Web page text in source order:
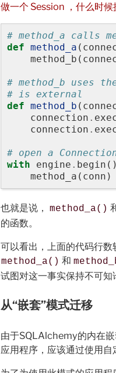
做一个 Session ，什么时
# method_a calls
def method_a (
method_b (
# method_b uses
# is external
def method_b (
connection .
connection .
# open a
with
engine . begin ()
method_a ( conn )
也就是说， method_a()
的函数。
可以看出，上面的代码行
method_a() 和
试图对这一事实保持不可知
从“嵌套”模式迁移
由于SQLAlchemy的内在
应用程序，应该通过使用